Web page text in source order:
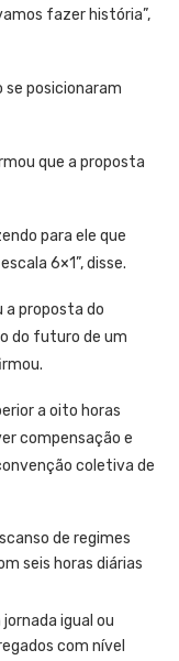
fazer história”,
se posicionaram
que a proposta
para ele que
6×1”, disse.
a proposta do
do futuro de um
a oito horas
compensação e
coletiva de
de regimes
seis horas diárias
igual ou
com nível